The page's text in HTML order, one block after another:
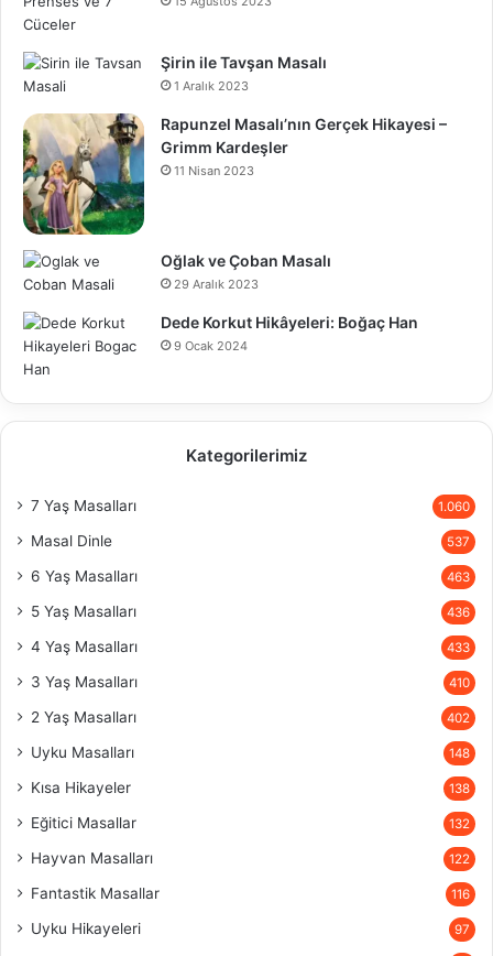
Şirin ile Tavşan Masalı
1 Aralık 2023
Rapunzel Masalı’nın Gerçek Hikayesi –
Grimm Kardeşler
11 Nisan 2023
Oğlak ve Çoban Masalı
29 Aralık 2023
Dede Korkut Hikâyeleri: Boğaç Han
9 Ocak 2024
Kategorilerimiz
7 Yaş Masalları 1.060
Masal Dinle 537
6 Yaş Masalları 463
5 Yaş Masalları 436
4 Yaş Masalları 433
3 Yaş Masalları 410
2 Yaş Masalları 402
Uyku Masalları 148
Kısa Hikayeler 138
Eğitici Masallar 132
Hayvan Masalları 122
Fantastik Masallar 116
Uyku Hikayeleri 97